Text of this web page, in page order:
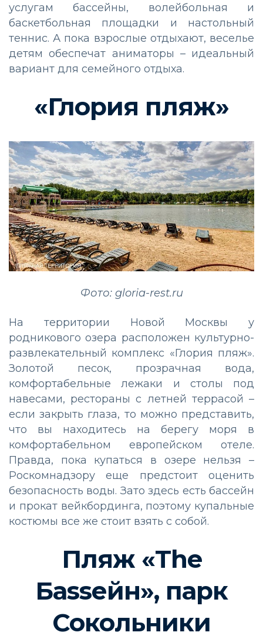
услугам бассейны, волейбольная и
баскетбольная площадки и настольный
теннис. А пока взрослые отдыхают, веселье
детям обеспечат аниматоры – идеальный
вариант для семейного отдыха.
«Глория пляж»
Фото: gloria-rest.ru
На территории Новой Москвы у
родникового озера расположен культурно-
развлекательный комплекс «Глория пляж».
Золотой песок, прозрачная вода,
комфортабельные лежаки и столы под
навесами, рестораны с летней террасой –
если закрыть глаза, то можно представить,
что вы находитесь на берегу моря в
комфортабельном европейском отеле.
Правда, пока купаться в озере нельзя –
Роскомнадзору еще предстоит оценить
безопасность воды. Зато здесь есть бассейн
и прокат вейкбординга, поэтому купальные
костюмы все же стоит взять с собой.
Пляж «The
Баssейн», парк
Сокольники